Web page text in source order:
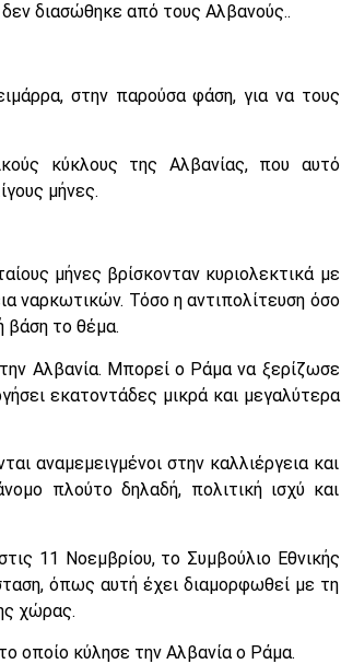
διασώθηκε από τους Αλβανούς..
στην παρούσα φάση, για να τους
κύκλους της Αλβανίας, που αυτό
μήνες.
μήνες βρίσκονταν κυριολεκτικά με
ναρκωτικών. Τόσο η αντιπολίτευση όσο
βάση το θέμα.
Αλβανία. Μπορεί ο Ράμα να ξερίζωσε
εκατοντάδες μικρά και μεγαλύτερα
αναμεμειγμένοι στην καλλιέργεια και
πλούτο δηλαδή, πολιτική ισχύ και
11 Νοεμβρίου, το Συμβούλιο Εθνικής
όπως αυτή έχει διαμορφωθεί με τη
χώρας.
οποίο κύλησε την Αλβανία ο Ράμα.